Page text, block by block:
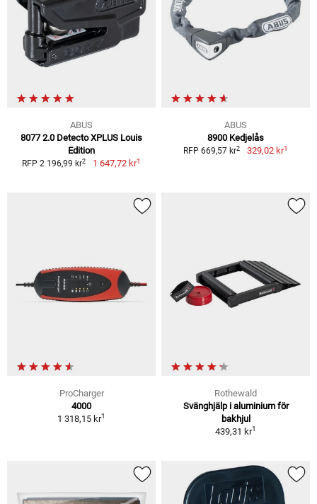
ABUS
8077 2.0 Detecto XPLUS Louis
Edition
RFP 2 196,99 kr2 1 647,72 kr1
ABUS
8900 Kedjelås
RFP 669,57 kr2 329,02 kr1
ProCharger
4000
1 318,15 kr1
Rothewald
Svänghjälp i aluminium för
bakhjul
439,31 kr1